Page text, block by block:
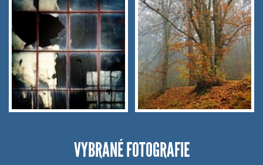
VYBRANÉ FOTOGRAFIE